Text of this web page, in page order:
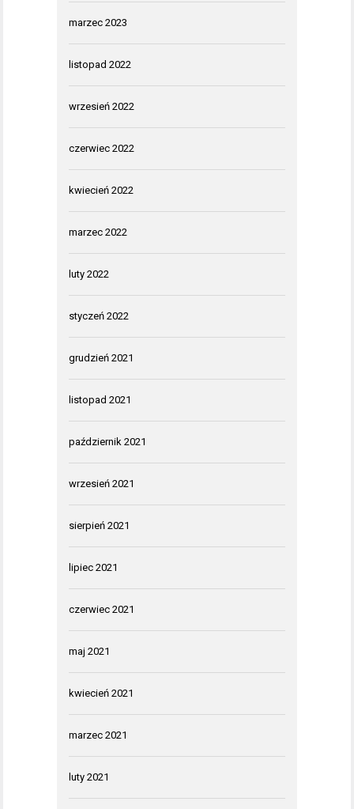
marzec 2023
listopad 2022
wrzesień 2022
czerwiec 2022
kwiecień 2022
marzec 2022
luty 2022
styczeń 2022
grudzień 2021
listopad 2021
październik 2021
wrzesień 2021
sierpień 2021
lipiec 2021
czerwiec 2021
maj 2021
kwiecień 2021
marzec 2021
luty 2021